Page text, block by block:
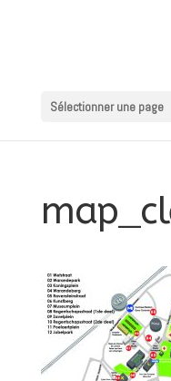
Sélectionner une page